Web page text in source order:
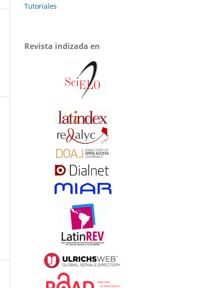
Tutoriales
Revista indizada en